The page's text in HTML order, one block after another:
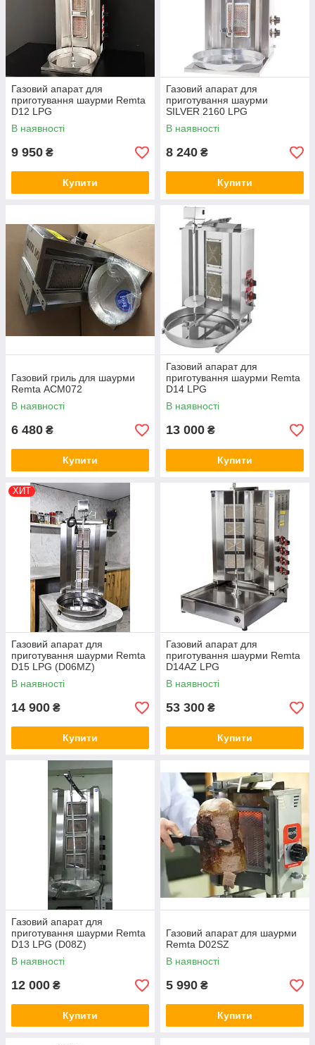
Газовий апарат для
приготування шаурми Remta
D12 LPG
В наявності
9 950 ₴
Купити
Газовий апарат для
приготування шаурми
SILVER 2160 LPG
В наявності
8 240 ₴
Купити
Газовий гриль для шаурми
Remta АСМ072
В наявності
6 480 ₴
Купити
Газовий апарат для
приготування шаурми Remta
D14 LPG
В наявності
13 000 ₴
Купити
ХИТ
Газовий апарат для
приготування шаурми Remta
D15 LPG (D06MZ)
В наявності
14 900 ₴
Купити
Газовий апарат для
приготування шаурми Remta
D14AZ LPG
В наявності
53 300 ₴
Купити
Газовий апарат для
приготування шаурми Remta
D13 LPG (D08Z)
В наявності
12 000 ₴
Купити
Газовий апарат для шаурми
Remta D02SZ
В наявності
5 990 ₴
Купити